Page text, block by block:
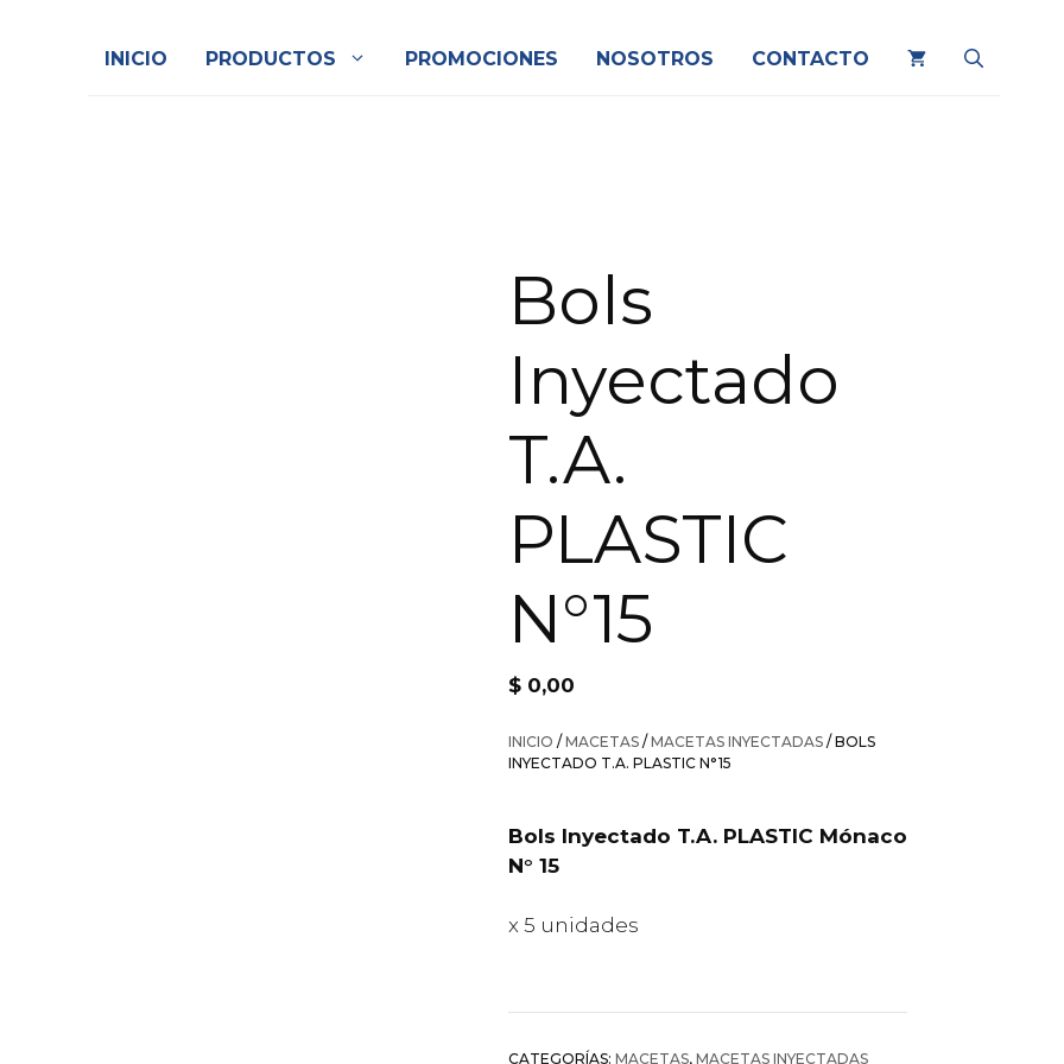
INICIO PRODUCTOS PROMOCIONES NOSOTROS CONTACTO
Bols
Inyectado
T.A.
PLASTIC
N°15
$ 0,00
INICIO /MACETAS /MACETAS INYECTADAS / BOLS
INYECTADO T.A. PLASTIC N°15
Bols Inyectado T.A. PLASTIC Mónaco
N° 15
x 5 unidades
CATEGORÍAS: MACETAS, MACETAS INYECTADAS